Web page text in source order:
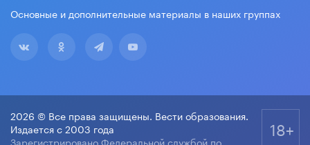
Основные и дополнительные материалы в наших группах
2026 © Все права защищены. Вести образования.
Издается с 2003 года
Зарегистрировано Федеральной службой по
18+